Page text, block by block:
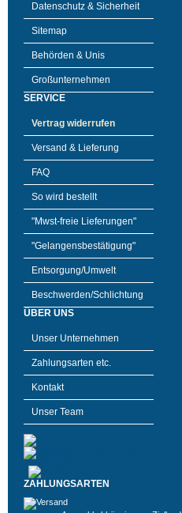
Datenschutz & Sicherheit
Sitemap
Behörden & Unis
Großunternehmen
SERVICE
Vertrag widerrufen
Versand & Lieferung
FAQ
So wird bestellt
"Mwst-freie Lieferungen"
"Gelangensbestätigung"
Entsorgung/Umwelt
Beschwerden/Schlichtung
ÜBER UNS
Unser Unternehmen
Zahlungsarten etc.
Kontakt
Unser Team
ZAHLUNGSARTEN